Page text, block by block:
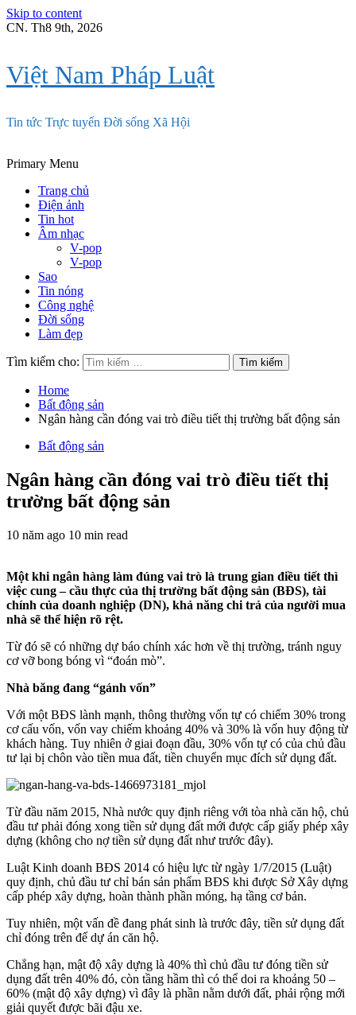
Skip to content
CN. Th8 9th, 2026
Việt Nam Pháp Luật
Tin tức Trực tuyến Đời sống Xã Hội
Primary Menu
Trang chủ
Điện ảnh
Tin hot
Âm nhạc
V-pop
V-pop
Sao
Tin nóng
Công nghệ
Đời sống
Làm đẹp
Tìm kiếm cho:
Home
Bất động sản
Ngân hàng cần đóng vai trò điều tiết thị trường bất động sản
Bất động sản
Ngân hàng cần đóng vai trò điều tiết thị
trường bất động sản
10 năm ago 10 min read
Một khi ngân hàng làm đúng vai trò là trung gian điều tiết thì
việc cung – cầu thực của thị trường bất động sản (BĐS), tài
chính của doanh nghiệp (DN), khả năng chi trả của người mua
nhà sẽ thể hiện rõ rệt.
Từ đó sẽ có những dự báo chính xác hơn về thị trường, tránh nguy
cơ vỡ bong bóng vì “đoán mò”.
Nhà băng đang “gánh vốn”
Với một BĐS lành mạnh, thông thường vốn tự có chiếm 30% trong
cơ cấu vốn, vốn vay chiếm khoảng 40% và 30% là vốn huy động từ
khách hàng. Tuy nhiên ở giai đoạn đầu, 30% vốn tự có của chủ đầu
tư lại bị chôn vào tiền mua đất, tiền chuyển mục đích sử dụng đất.
Từ đầu năm 2015, Nhà nước quy định riêng với tòa nhà căn hộ, chủ
đầu tư phải đóng xong tiền sử dụng đất mới được cấp giấy phép xây
dựng (không cho nợ tiền sử dụng đất như trước đây).
Luật Kinh doanh BĐS 2014 có hiệu lực từ ngày 1/7/2015 (Luật)
quy định, chủ đầu tư chỉ bán sản phẩm BĐS khi được Sở Xây dựng
cấp phép xây dựng, hoàn thành phần móng, hạ tầng cơ bản.
Tuy nhiên, một vấn đề đang phát sinh là trước đây, tiền sử dụng đất
chỉ đóng trên đế dự án căn hộ.
Chẳng hạn, mật độ xây dựng là 40% thì chủ đầu tư đóng tiền sử
dụng đất trên 40% đó, còn tầng hầm thì có thể doi ra khoảng 50 –
60% (mật độ xây dựng) vì đây là phần nằm dưới đất, phải rộng mới
giải quyết được bãi đậu xe.